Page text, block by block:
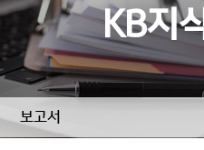
KB지
보고서